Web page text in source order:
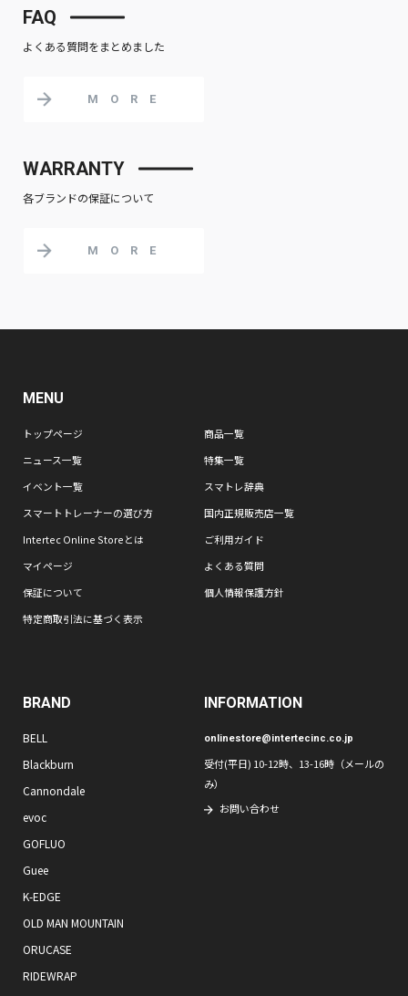
FAQ
よくある質問をまとめました
MORE
WARRANTY
各ブランドの保証について
MORE
MENU
トップページ
商品一覧
ニュース一覧
特集一覧
イベント一覧
スマトレ辞典
スマートトレーナーの選び方
国内正規販売店一覧
Intertec Online Storeとは
ご利用ガイド
マイページ
よくある質問
保証について
個人情報保護方針
特定商取引法に基づく表示
BRAND
BELL
Blackburn
Cannondale
evoc
GOFLUO
Guee
K-EDGE
OLD MAN MOUNTAIN
ORUCASE
RIDEWRAP
INFORMATION
onlinestore@intertecinc.co.jp
受付(平日) 10-12時、13-16時（メールの
み）
お問い合わせ